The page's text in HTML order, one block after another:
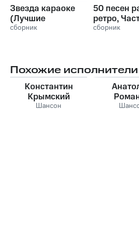
Звезда караоке
(Лучшие
ресторанные
сборник
50 песен
ретро,
сборник
Похожие исполнители
Константин
Крымский
Шансон